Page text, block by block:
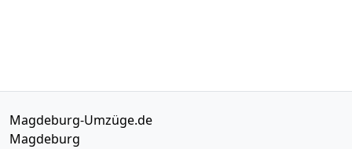
Magdeburg-Umzüge.de
Magdeburg